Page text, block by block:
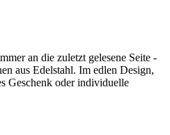
an die zuletzt gelesene Seite -
aus Edelstahl. Im edlen Design,
Geschenk oder individuelle